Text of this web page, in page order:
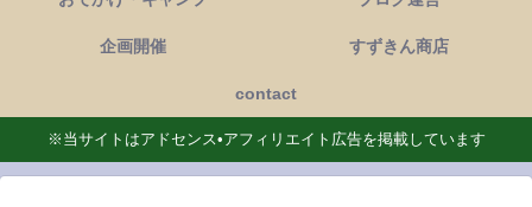
企画開催 すずきん商店
contact
※当サイトはアドセンス•アフィリエイト広告を掲載しています